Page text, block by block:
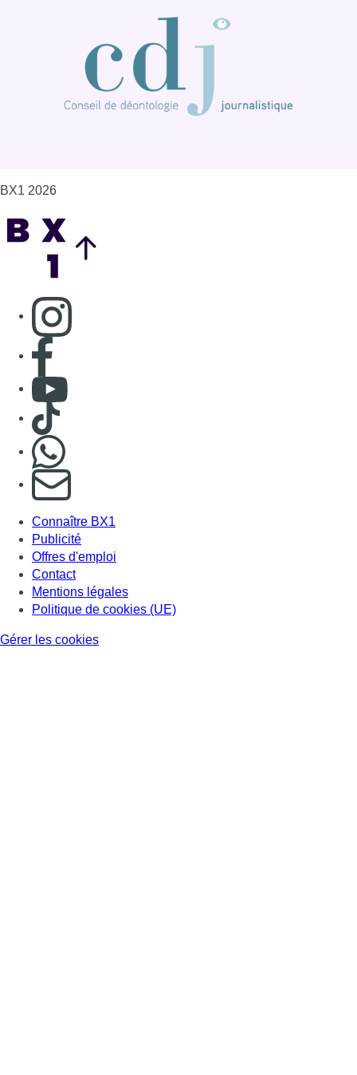
BX1 2026
Consulter page Instagram
Consulter page Facebook
Consulter Youtube
Consulter TikTok
S'abonner à notre newsletter
Connaître BX1
Publicité
Offres d'emploi
Contact
Mentions légales
Politique de cookies (UE)
Gérer les cookies